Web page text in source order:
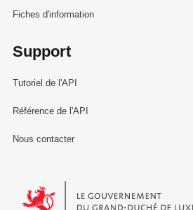
Fiches d'information
Support
Tutoriel de l'API
Référence de l'API
Nous contacter
Le Gouvernement du Grand-Duché de